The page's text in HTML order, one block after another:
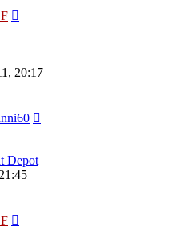
20:17
Depot